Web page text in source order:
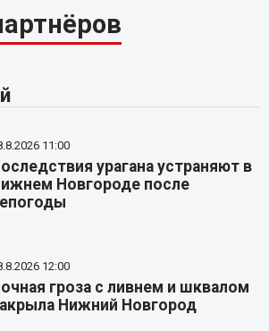
11:00
урагана устраняют в
Новгороде после
12:00
гроза с ливнем и шквалом
Нижний Новгород